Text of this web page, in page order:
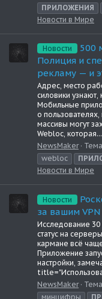
ПРИЛОЖЕНИЯ
Новости в Мире
Новости
500
Полиция и
рекламу — и
Адрес, место
силовики
Мобильные
о пользователях,
массивы могут
Webloc, которая...
NewsMaker
Тема
webloc
Новости в Мире
Новости
за вашим
Исследование 30
статус на
кармане всё
Приложение
настройки,
NewsMaker
Тема
минцифры